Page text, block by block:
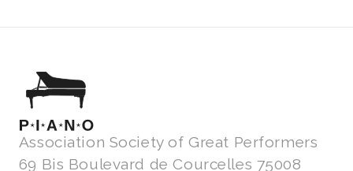
Association Society of Great Performers
69 Bis Boulevard de Courcelles 75008